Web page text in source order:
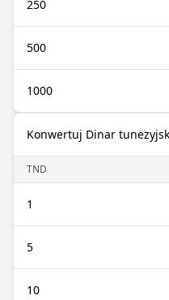
250
500
1000
Konwertuj Dinar
TND
1
5
10